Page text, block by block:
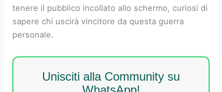
tenere il pubblico incollato allo schermo, curiosi di
sapere chi uscirà vincitore da questa guerra
personale.
Unisciti alla Community su